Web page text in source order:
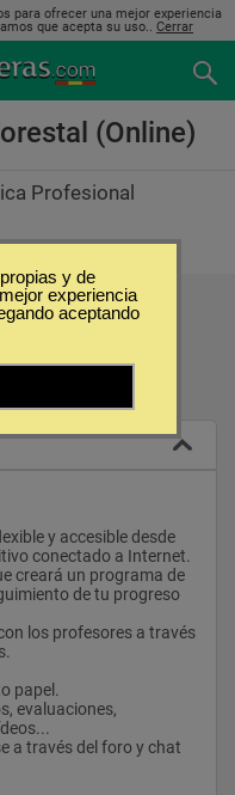
para ofrecer una mejor experiencia
que acepta su uso.. Cerrar
(Online)
Profesional
y accesible desde
conectado a Internet.
de tu progreso
papel.
y de
experiencia
aceptando